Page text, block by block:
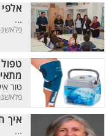
...
טור
איך
...